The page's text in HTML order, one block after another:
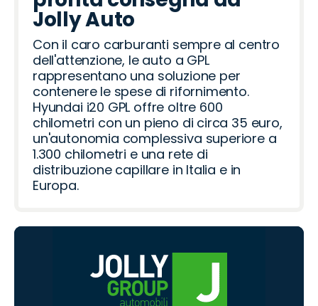
e
o
e
r
Jolly Auto
Con il caro carburanti sempre al centro
dell'attenzione, le auto a GPL
rappresentano una soluzione per
contenere le spese di rifornimento.
Hyundai i20 GPL offre oltre 600
chilometri con un pieno di circa 35 euro,
un'autonomia complessiva superiore a
1.300 chilometri e una rete di
distribuzione capillare in Italia e in
Europa.